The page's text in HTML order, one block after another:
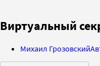
Виртуальный
Михаил Грозовский